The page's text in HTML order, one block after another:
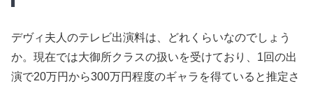
デヴィ夫人のテレビ出演料は、どれくらいなのでしょう
か。現在では大御所クラスの扱いを受けており、1回の出
演で20万円から300万円程度のギャラを得ていると推定さ